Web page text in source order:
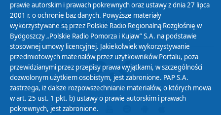
Biuletyn Informacji Publicznej
prawie autorskim i prawach pokrewnych oraz ustawy z dnia 27 lipca
2001 r. o ochronie baz danych. Powyższe materiały
wykorzystywane są przez Polskie Radio Regionalną Rozgłośnię w
Bydgoszczy „Polskie Radio Pomorza i Kujaw” S.A. na podstawie
stosownej umowy licencyjnej. Jakiekolwiek wykorzystywanie
przedmiotowych materiałów przez użytkowników Portalu, poza
przewidzianymi przez przepisy prawa wyjątkami, w szczególności
dozwolonym użytkiem osobistym, jest zabronione. PAP S.A.
zastrzega, iż dalsze rozpowszechnianie materiałów, o których mowa
w art. 25 ust. 1 pkt. b) ustawy o prawie autorskim i prawach
pokrewnych, jest zabronione.